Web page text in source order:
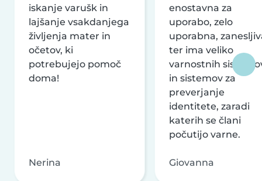
iskanje varušk in
lajšanje vsakdanjega
življenja mater in
očetov, ki
potrebujejo pomoč
doma!
Nerina
enostavna za
uporabo, zelo
uporabna,
ter ima veliko
varnostnih
in sistemov za
preverjanje
identitete, zaradi
katerih se člani
počutijo varne.
Giovanna